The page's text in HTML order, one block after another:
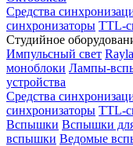
Средства
синхронизаторы TTL-
Студийное
Импульсный свет
моноблоки Лампы-
устройства
Средства
синхронизаторы TTL-
Вспышки Вспышки
вспышки Ведомые